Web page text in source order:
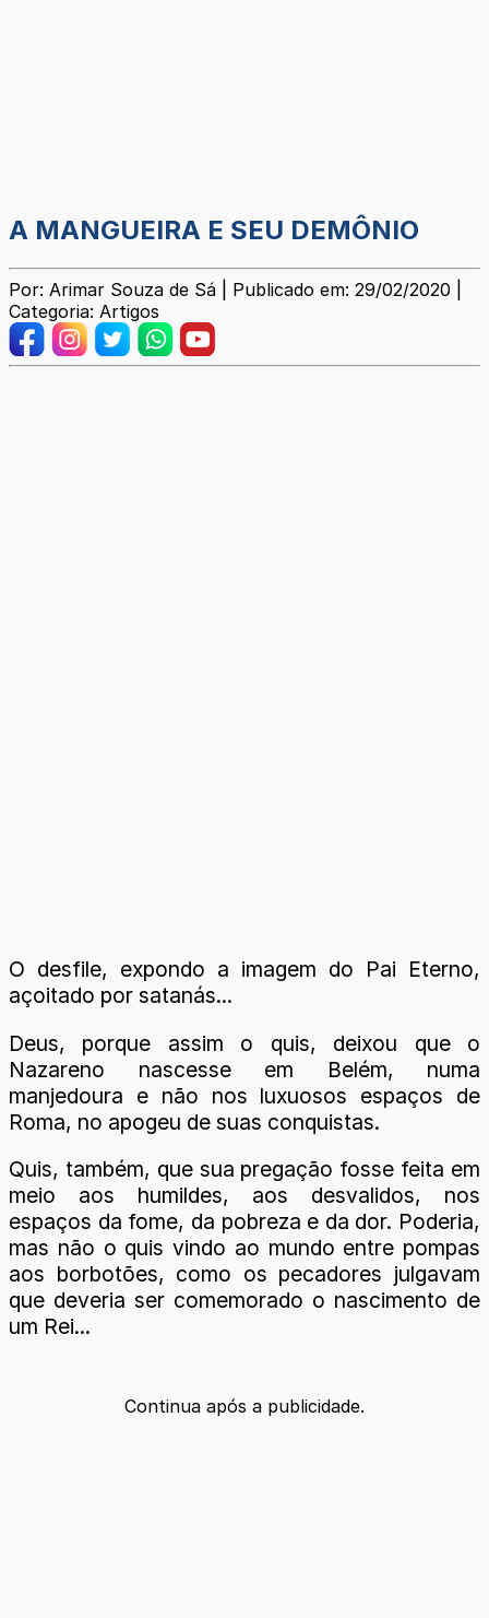
A MANGUEIRA E SEU DEMÔNIO
Por: Arimar Souza de Sá | Publicado em: 29/02/2020 |
Categoria: Artigos
O desfile, expondo a imagem do Pai Eterno,
açoitado por satanás...
Deus, porque assim o quis, deixou que o
Nazareno nascesse em Belém, numa
manjedoura e não nos luxuosos espaços de
Roma, no apogeu de suas conquistas.
Quis, também, que sua pregação fosse feita em
meio aos humildes, aos desvalidos, nos
espaços da fome, da pobreza e da dor. Poderia,
mas não o quis vindo ao mundo entre pompas
aos borbotões, como os pecadores julgavam
que deveria ser comemorado o nascimento de
um Rei...
Continua após a publicidade.